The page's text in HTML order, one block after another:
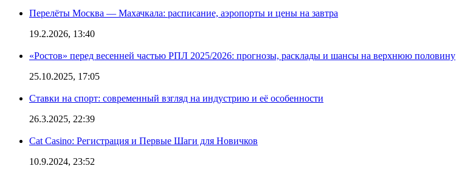
Перелёты Москва — Махачкала: расписание, аэропорты и цены на завтра
19.2.2026, 13:40
«Ростов» перед весенней частью РПЛ 2025/2026: прогнозы, расклады и шансы на верхнюю половину
25.10.2025, 17:05
Ставки на спорт: современный взгляд на индустрию и её особенности
26.3.2025, 22:39
Cat Casino: Регистрация и Первые Шаги для Новичков
10.9.2024, 23:52